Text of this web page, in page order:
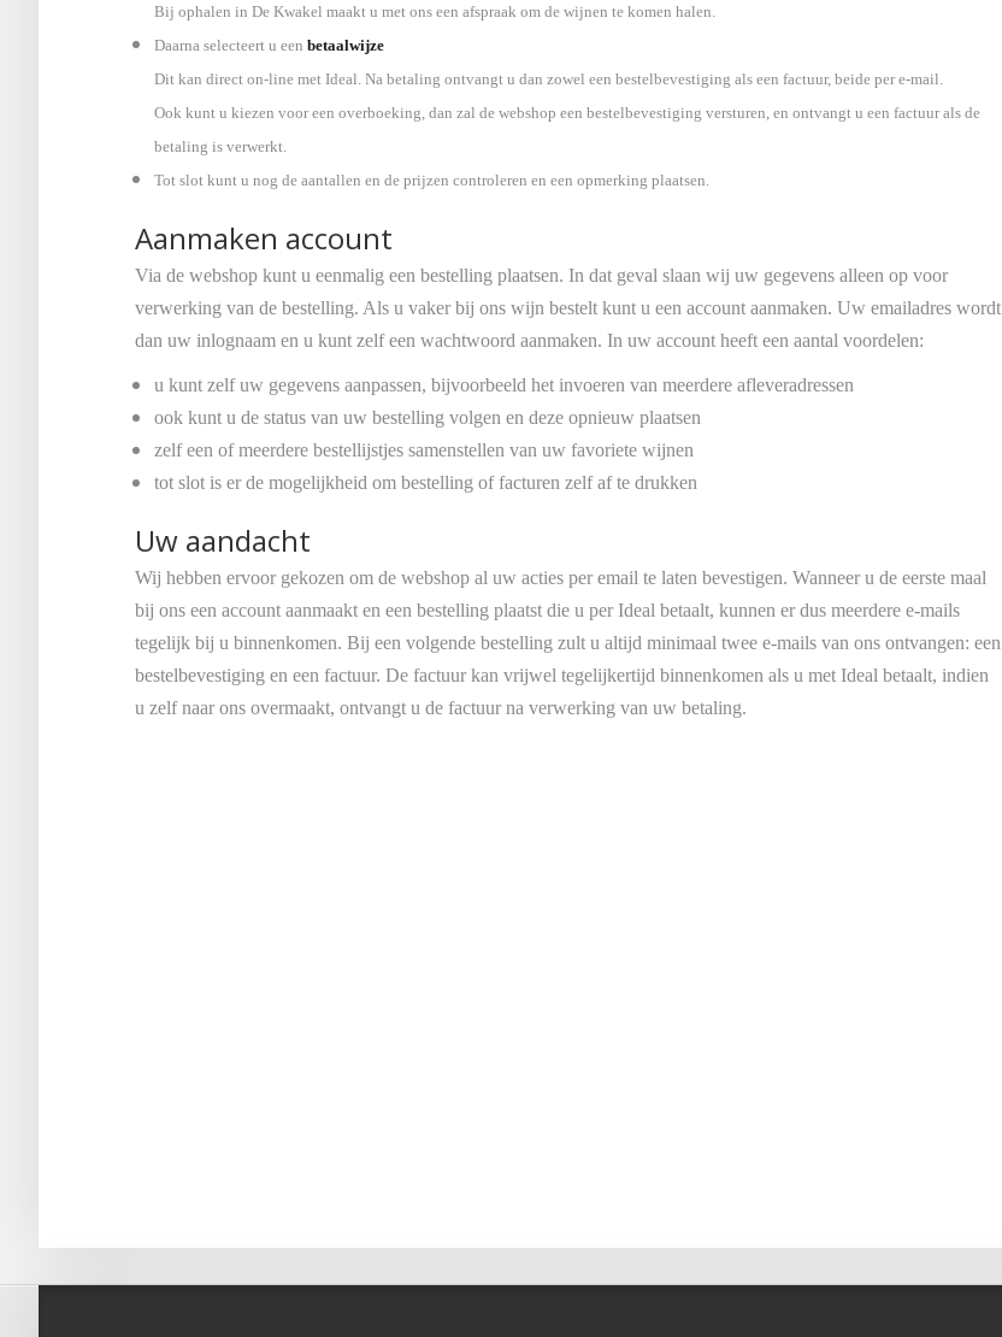
Bij ophalen in De Kwakel maakt u met ons een afspraak om de wijnen te komen halen.
Daarna selecteert u een betaalwijze
Dit kan direct on-line met Ideal. Na betaling ontvangt u dan zowel een bestelbevestiging als een factuur, beide per e-mail.
Ook kunt u kiezen voor een overboeking, dan zal de webshop een bestelbevestiging versturen, en ontvangt u een factuur als de
betaling is verwerkt.
Tot slot kunt u nog de aantallen en de prijzen controleren en een opmerking plaatsen.
Aanmaken account
Via de webshop kunt u eenmalig een bestelling plaatsen. In dat geval slaan wij uw gegevens alleen op voor
verwerking van de bestelling. Als u vaker bij ons wijn bestelt kunt u een account aanmaken. Uw emailadres wordt
dan uw inlognaam en u kunt zelf een wachtwoord aanmaken. In uw account heeft een aantal voordelen:
u kunt zelf uw gegevens aanpassen, bijvoorbeeld het invoeren van meerdere afleveradressen
ook kunt u de status van uw bestelling volgen en deze opnieuw plaatsen
zelf een of meerdere bestellijstjes samenstellen van uw favoriete wijnen
tot slot is er de mogelijkheid om bestelling of facturen zelf af te drukken
Uw aandacht
Wij hebben ervoor gekozen om de webshop al uw acties per email te laten bevestigen. Wanneer u de eerste maal
bij ons een account aanmaakt en een bestelling plaatst die u per Ideal betaalt, kunnen er dus meerdere e-mails
tegelijk bij u binnenkomen. Bij een volgende bestelling zult u altijd minimaal twee e-mails van ons ontvangen: een
bestelbevestiging en een factuur. De factuur kan vrijwel tegelijkertijd binnenkomen als u met Ideal betaalt, indien
u zelf naar ons overmaakt, ontvangt u de factuur na verwerking van uw betaling.